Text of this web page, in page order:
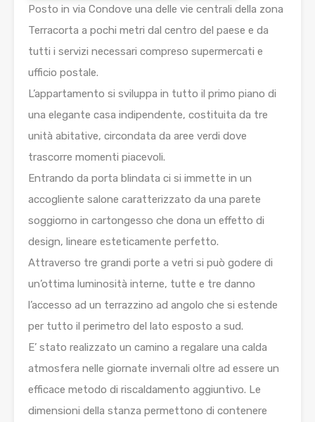
Posto in via Condove una delle vie centrali della zona
Terracorta a pochi metri dal centro del paese e da
tutti i servizi necessari compreso supermercati e
ufficio postale.
L’appartamento si sviluppa in tutto il primo piano di
una elegante casa indipendente, costituita da tre
unità abitative, circondata da aree verdi dove
trascorre momenti piacevoli.
Entrando da porta blindata ci si immette in un
accogliente salone caratterizzato da una parete
soggiorno in cartongesso che dona un effetto di
design, lineare esteticamente perfetto.
Attraverso tre grandi porte a vetri si può godere di
un’ottima luminosità interne, tutte e tre danno
l’accesso ad un terrazzino ad angolo che si estende
per tutto il perimetro del lato esposto a sud.
E’ stato realizzato un camino a regalare una calda
atmosfera nelle giornate invernali oltre ad essere un
efficace metodo di riscaldamento aggiuntivo. Le
dimensioni della stanza permettono di contenere